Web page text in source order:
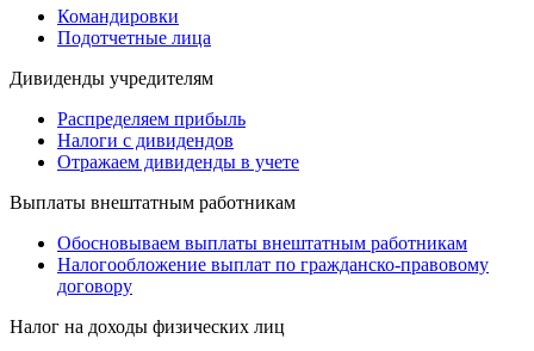
Командировки
Подотчетные лица
Дивиденды учредителям
Распределяем прибыль
Налоги с дивидендов
Отражаем дивиденды в учете
Выплаты внештатным работникам
Обосновываем выплаты внештатным работникам
Налогообложение выплат по гражданско-правовому
договору
Налог на доходы физических лиц